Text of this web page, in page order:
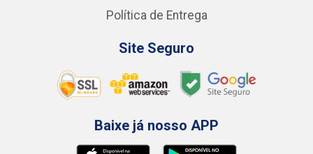
Política de Entrega
Site Seguro
Baixe já nosso APP